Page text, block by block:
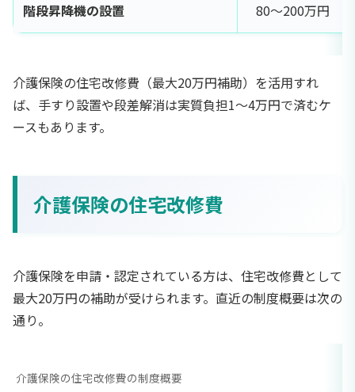
階段昇降機の設置 80〜200万円
介護保険の住宅改修費（最大20万円補助）を活用すれ
ば、手すり設置や段差解消は実質負担1〜4万円で済むケ
ースもあります。
介護保険の住宅改修費
介護保険を申請・認定されている方は、住宅改修費として
最大20万円の補助が受けられます。直近の制度概要は次の
通り。
介護保険の住宅改修費の制度概要